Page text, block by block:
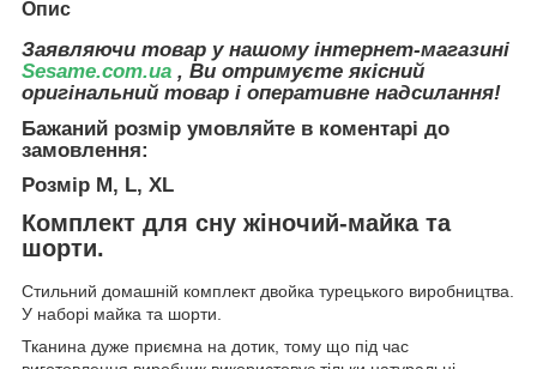
Опис
Заявляючи товар у нашому інтернет-магазині
Sesame.com.ua , Ви отримуєте якісний
оригінальний товар і оперативне надсилання!
Бажаний розмір умовляйте в коментарі до
замовлення:
Розмір M, L, XL
Комплект для сну жіночий-майка та
шорти.
Стильний домашній комплект двойка турецького виробництва.
У наборі майка та шорти.
Тканина дуже приємна на дотик, тому що під час